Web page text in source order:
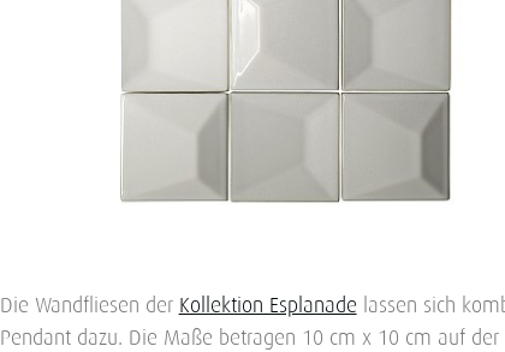
Die Wandfliesen der Kollektion Esplanade lassen sich
Pendant dazu. Die Maße betragen 10 cm x 10 cm auf